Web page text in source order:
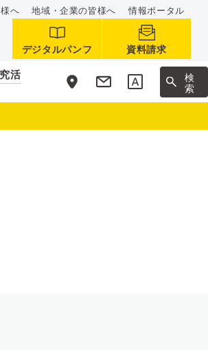
へ 地域・企業の皆様へ 情報ポータル
デジタルパンフ 資料請求
活
サ
イ
ト
内
検
索